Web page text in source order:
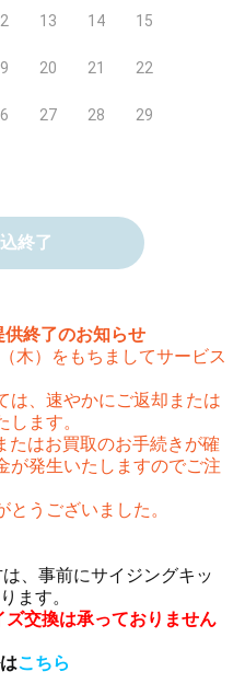
13 14 15
20 21 22
27 28 29
終了
供終了のお知らせ
木）をもちましてサービス
は、速やかにご返却または
ます。
たはお買取のお手続きが確
が発生いたしますのでご注
うございました。
、事前にサイジングキッ
ます。
ズ交換は承っておりません
こちら